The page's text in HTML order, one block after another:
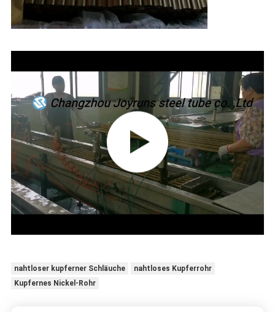
nahtloser kupferner Schläuche
nahtloses Kupferrohr
Kupfernes Nickel-Rohr